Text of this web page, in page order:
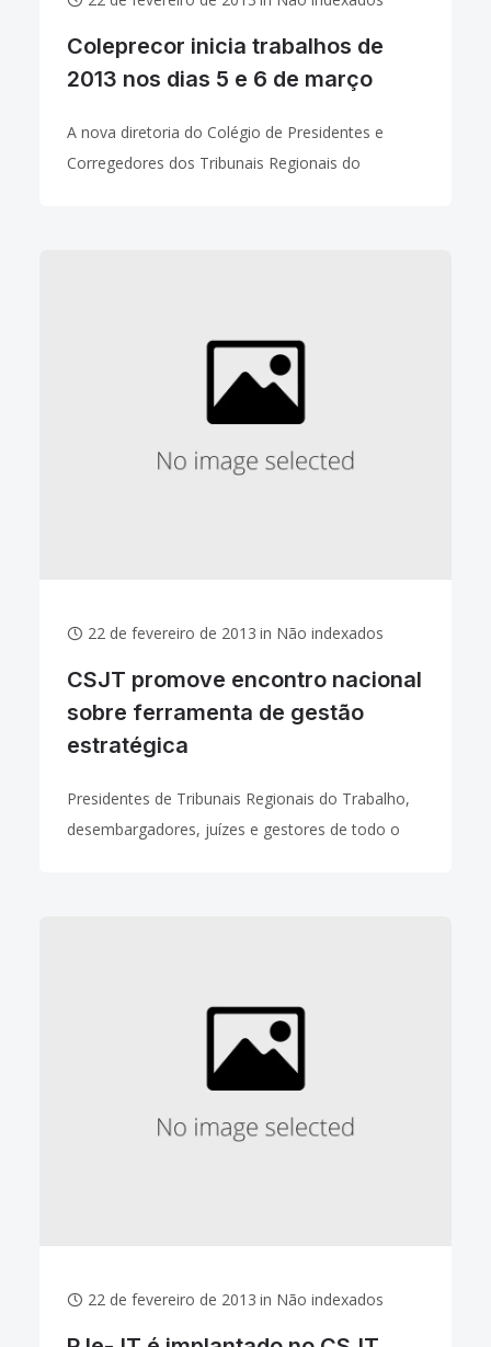
Coleprecor inicia trabalhos de
2013 nos dias 5 e 6 de março
A nova diretoria do Colégio de Presidentes e
Corregedores dos Tribunais Regionais do
22 de fevereiro de 2013 in Não indexados
CSJT promove encontro nacional
sobre ferramenta de gestão
estratégica
Presidentes de Tribunais Regionais do Trabalho,
desembargadores, juízes e gestores de todo o
22 de fevereiro de 2013 in Não indexados